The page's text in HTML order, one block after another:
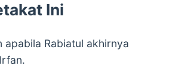
Ini
apabila Rabiatul akhirnya